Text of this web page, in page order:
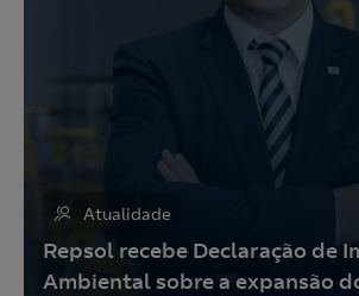
Atualidade
Repsol recebe Declaração de
Ambiental sobre a expansão